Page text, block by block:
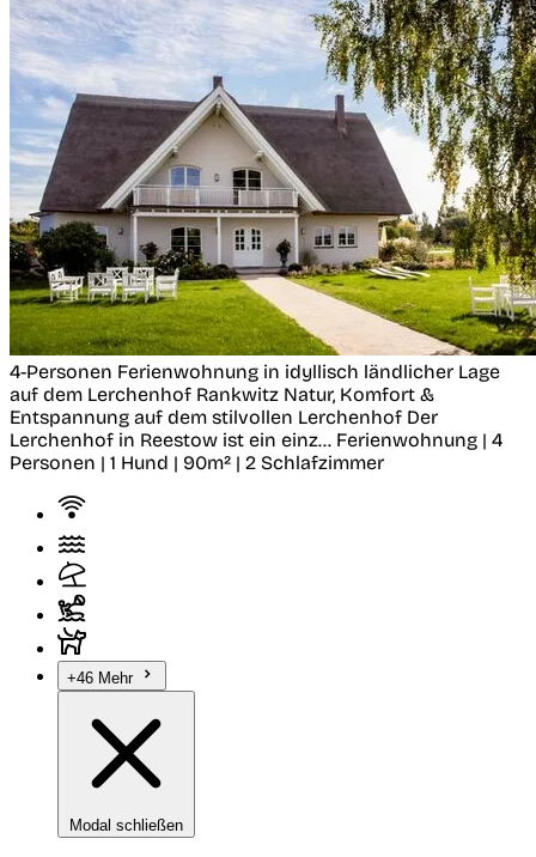
4-Personen Ferienwohnung in idyllisch ländlicher Lage
auf dem Lerchenhof Rankwitz Natur, Komfort &
Entspannung auf dem stilvollen Lerchenhof Der
Lerchenhof in Reestow ist ein einz... Ferienwohnung | 4
Personen | 1 Hund | 90m² | 2 Schlafzimmer
+46 Mehr
Modal schließen